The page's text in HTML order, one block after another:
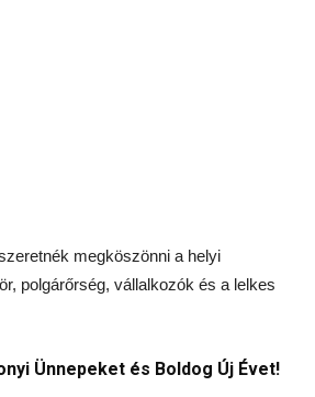
megköszönni a helyi
polgárőrség, vállalkozók és a lelkes
Ünnepeket és Boldog Új Évet!